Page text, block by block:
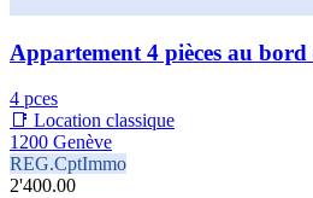
Appartement 4 pièces au bord
4 pces
📑 Location classique
1200 Genève
REG.CptImmo
2'400.00